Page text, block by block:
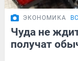
ЭКОНОМИКА
Чуда не
получат